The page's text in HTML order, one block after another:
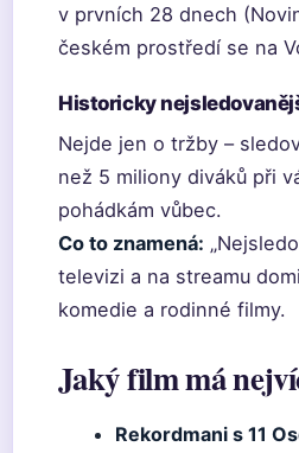
v prvních 28 dnech
českém prostředí se na
Historicky
Nejde jen o tržby –
než 5 miliony diváků při
pohádkám vůbec.
Co to znamená:
televizi a na streamu
komedie a rodinné filmy.
Jaký film má
Rekordmani s 11